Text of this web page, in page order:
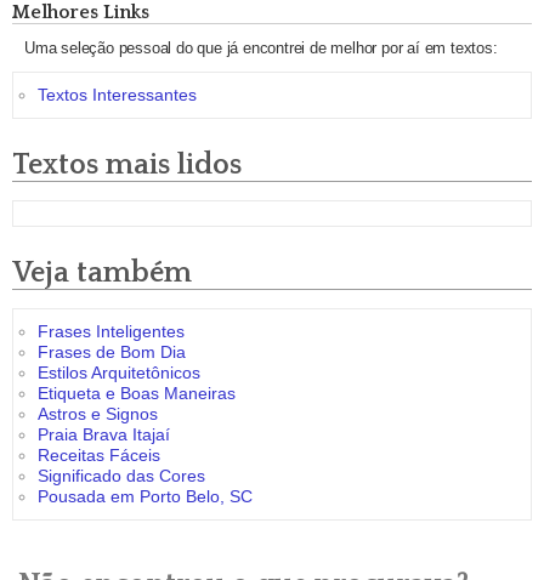
Melhores Links
Uma seleção pessoal do que já encontrei de melhor por aí em textos:
Textos Interessantes
Textos mais lidos
Veja também
Frases Inteligentes
Frases de Bom Dia
Estilos Arquitetônicos
Etiqueta e Boas Maneiras
Astros e Signos
Praia Brava Itajaí
Receitas Fáceis
Significado das Cores
Pousada em Porto Belo, SC